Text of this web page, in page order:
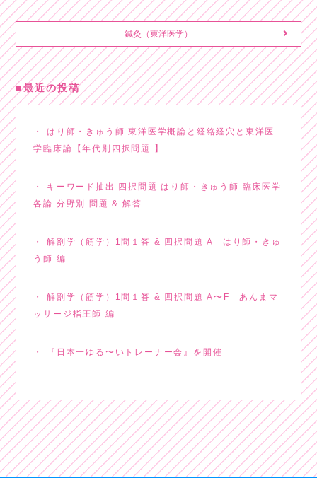
鍼灸（東洋医学）
最近の投稿
はり師・きゅう師 東洋医学概論と経絡経穴と東洋医
学臨床論【年代別四択問題 】
キーワード抽出 四択問題 はり師・きゅう師 臨床医学
各論 分野別 問題 & 解答
解剖学（筋学）1問１答 & 四択問題 A はり師・きゅ
う師 編
解剖学（筋学）1問１答 & 四択問題 A〜F あんまマ
ッサージ指圧師 編
『日本一ゆる〜いトレーナー会』を開催